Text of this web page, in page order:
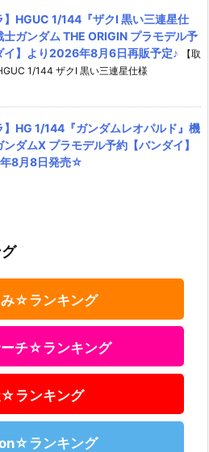
】HGUC 1/144『ザクI 黒い三連星仕
士ガンダム THE ORIGIN プラモデル予
イ】より2026年8月6日再販予定♪
【取
1/144 ザクI 黒い三連星仕様
】HG 1/144『ガンダムレオパルド』機
ダムX プラモデル予約【バンダイ】
8月8日発売☆
☆ランキング
チ☆ランキング
ランキング
ランキング